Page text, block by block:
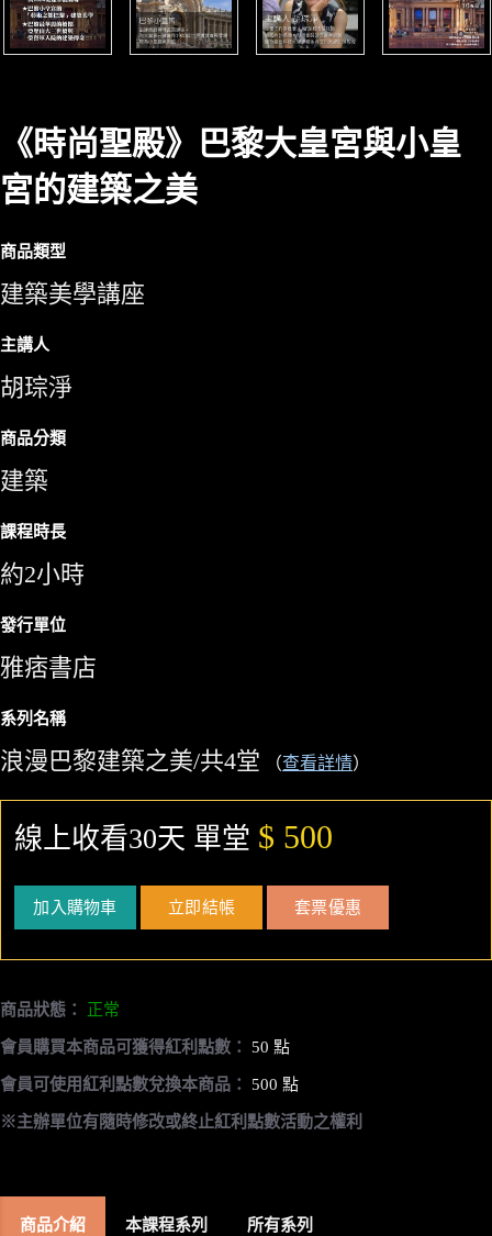
《時尚聖殿》巴黎大皇宮與小皇
宮的建築之美
商品類型
建築美學講座
主講人
胡琮淨
商品分類
建築
課程時長
約2小時
發行單位
雅痞書店
系列名稱
浪漫巴黎建築之美/共4堂 （查看詳情）
線上收看30天 單堂 $ 500
加入購物車 立即結帳 套票優惠
商品狀態： 正常
會員購買本商品可獲得紅利點數： 50 點
會員可使用紅利點數兌換本商品： 500 點
※主辦單位有隨時修改或終止紅利點數活動之權利
商品介紹 本課程系列 所有系列